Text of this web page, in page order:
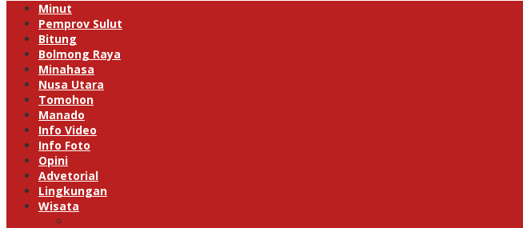
Minut
Pemprov Sulut
Bitung
Bolmong Raya
Minahasa
Nusa Utara
Tomohon
Manado
Info Video
Info Foto
Opini
Advetorial
Lingkungan
Wisata